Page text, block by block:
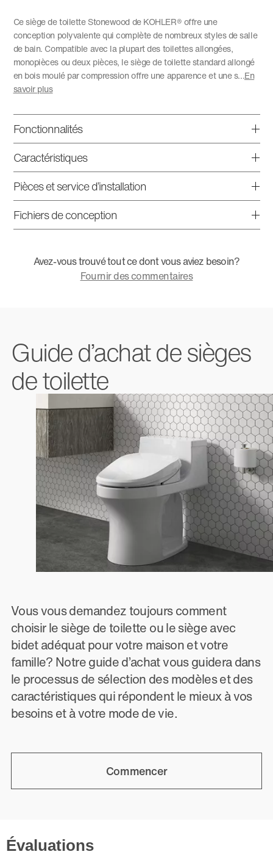
Ce siège de toilette Stonewood de KOHLER® offre une
conception polyvalente qui complète de nombreux styles de salle
de bain. Compatible avec la plupart des toilettes allongées,
monopièces ou deux pièces, le siège de toilette standard allongé
en bois moulé par compression offre une apparence et une s...En
savoir plus
Fonctionnalités
Caractéristiques
Pièces et service d’installation
Fichiers de conception
Avez-vous trouvé tout ce dont vous aviez besoin?
Fournir des commentaires
Guide d’achat de sièges
de toilette
Vous vous demandez toujours comment
choisir le siège de toilette ou le siège avec
bidet adéquat pour votre maison et votre
famille? Notre guide d’achat vous guidera dans
le processus de sélection des modèles et des
caractéristiques qui répondent le mieux à vos
besoins et à votre mode de vie.
Commencer